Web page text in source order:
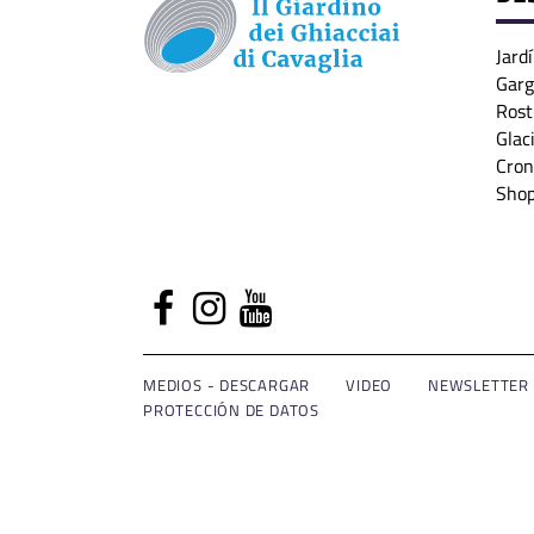
MEDIOS - DESCARGAR VIDEO
NEWSLETTER
PROTECCIÓN DE DATOS